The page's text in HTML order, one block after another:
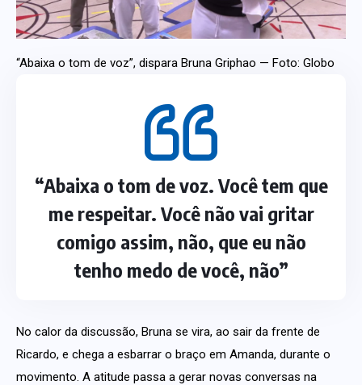
“Abaixa o tom de voz”, dispara Bruna Griphao — Foto: Globo
“Abaixa o tom de voz. Você tem que
me respeitar. Você não vai gritar
comigo assim, não, que eu não
tenho medo de você, não”
No calor da discussão, Bruna se vira, ao sair da frente de
Ricardo, e chega a esbarrar o braço em Amanda, durante o
movimento. A atitude passa a gerar novas conversas na